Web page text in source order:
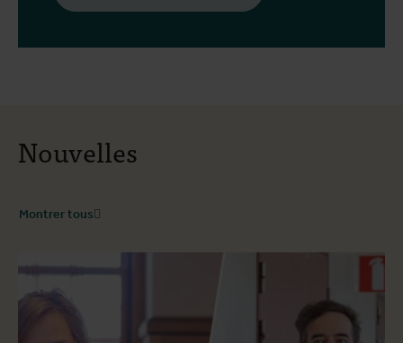
Nouvelles
Montrer tous